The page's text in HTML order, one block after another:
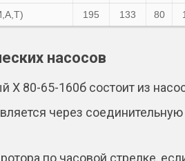
195 133 80
насосов
Х 80-65-160б состоит из
через
по часовой стрелке,